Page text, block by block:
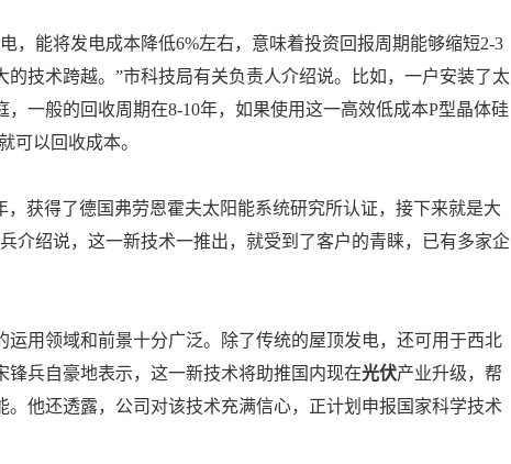
，能将发电成本降低6%左右，意味着投资回报周期能够缩短2-3
的技术跨越。”市科技局有关负责人介绍说。比如，一户安装了太
，一般的回收周期在8-10年，如果使用这一高效低成本P型晶体硅
可以回收成本。
，获得了德国弗劳恩霍夫太阳能系统研究所认证，接下来就是大
介绍说，这一新技术一推出，就受到了客户的青睐，已有多家企
运用领域和前景十分广泛。除了传统的屋顶发电，还可用于西北
锋兵自豪地表示，这一新技术将助推国内现在光伏产业升级，帮
。他还透露，公司对该技术充满信心，正计划申报国家科学技术